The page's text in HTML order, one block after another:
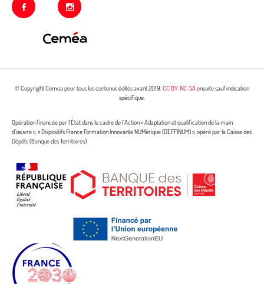
facebook instagram
© Copyright Cemea pour tous les contenus édités avant 2019.CC BY-NC-SAensuite sauf indication
spécifique.
Opération financée par l’État dans le cadre de l’Action « Adaptation et qualification de la main
d’œuvre », « Dispositifs France Formation Innovante NUMérique (DEFFINUM) », opéré par la Caisse des
Dépôts (Banque des Territoires)